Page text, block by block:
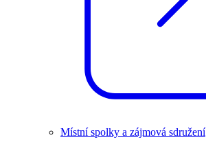
Místní spolky a zájmová sdružení